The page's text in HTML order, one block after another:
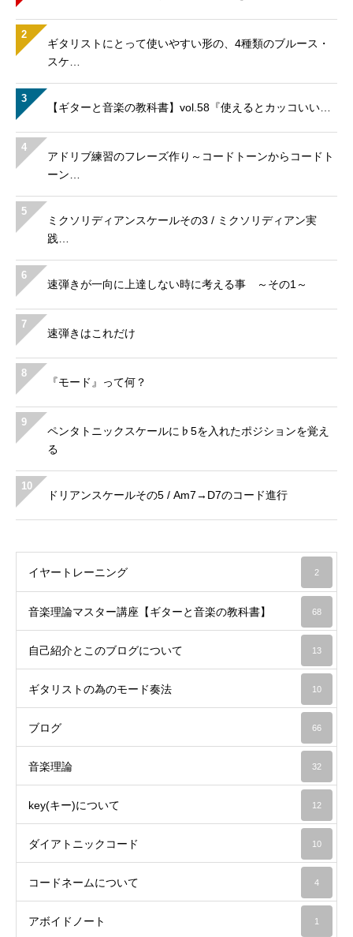
2
ギタリストにとって使いやすい形の、4種類のブルース・
スケ…
3
【ギターと音楽の教科書】vol.58『使えるとカッコいい…
4
アドリブ練習のフレーズ作り～コードトーンからコードト
ーン…
5
ミクソリディアンスケールその3 / ミクソリディアン実
践…
6
速弾きが一向に上達しない時に考える事 ～その1～
7
速弾きはこれだけ
8
『モード』って何？
9
ペンタトニックスケールに♭5を入れたポジションを覚え
る
10
ドリアンスケールその5 / Am7→D7のコード進行
イヤートレーニング 2
音楽理論マスター講座【ギターと音楽の教科書】 68
自己紹介とこのブログについて 13
ギタリストの為のモード奏法 10
ブログ 66
音楽理論 32
key(キー)について 12
ダイアトニックコード 10
コードネームについて 4
アボイドノート 1